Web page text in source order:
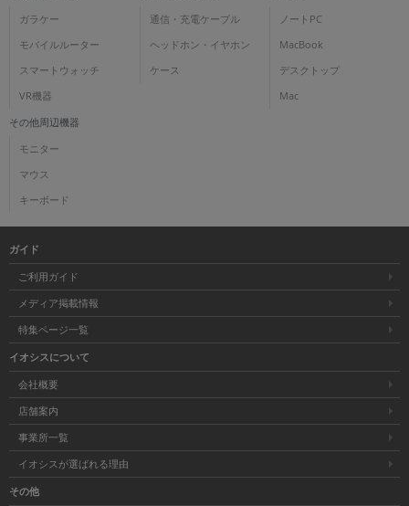
ガラケー
モバイルルーター
スマートウォッチ
VR機器
通信・充電ケーブル
ヘッドホン・イヤホン
ケース
ノートPC
MacBook
デスクトップ
Mac
その他周辺機器
モニター
マウス
キーボード
ガイド
ご利用ガイド
メディア掲載情報
特集ページ一覧
イオシスについて
会社概要
店舗案内
事業所一覧
イオシスが選ばれる理由
その他
発売日
月 から
各項目のチェックボックスは「or検索」となります。